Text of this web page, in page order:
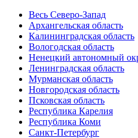
Весь Северо-Запад
Архангельская область
Калининградская область
Вологодская область
Ненецкий автономный
Ленинградская область
Мурманская область
Новгородская область
Псковская область
Республика Карелия
Республика Коми
Санкт-Петербург